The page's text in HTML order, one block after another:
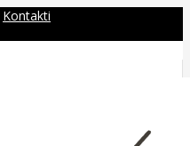
Kontakti